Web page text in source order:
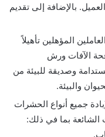
بالإضافة إلى تقديم
المؤهلين تأهيلاً
الآفات ورش
وصديقة للبيئة من
والبيئة.
جميع أنواع الحشرات
الشائعة بما في ذلك: